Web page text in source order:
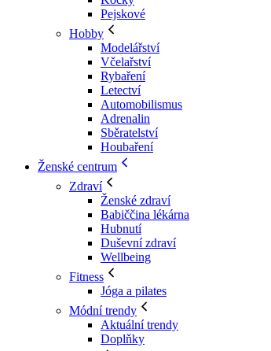
Pejskové
Hobby
Modelářství
Včelařství
Rybaření
Letectví
Automobilismus
Adrenalin
Sběratelství
Houbaření
Ženské centrum
Zdraví
Ženské zdraví
Babiččina lékárna
Hubnutí
Duševní zdraví
Wellbeing
Fitness
Jóga a pilates
Módní trendy
Aktuální trendy
Doplňky